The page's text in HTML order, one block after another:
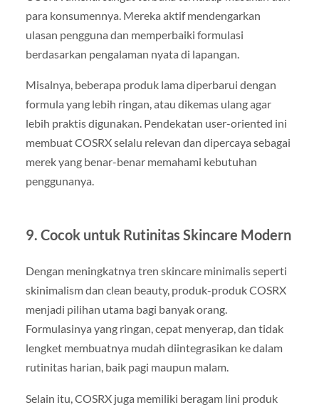
para konsumennya. Mereka aktif mendengarkan
ulasan pengguna dan memperbaiki formulasi
berdasarkan pengalaman nyata di lapangan.
Misalnya, beberapa produk lama diperbarui dengan
formula yang lebih ringan, atau dikemas ulang agar
lebih praktis digunakan. Pendekatan user-oriented ini
membuat COSRX selalu relevan dan dipercaya sebagai
merek yang benar-benar memahami kebutuhan
penggunanya.
9. Cocok untuk Rutinitas Skincare Modern
Dengan meningkatnya tren skincare minimalis seperti
skinimalism dan clean beauty, produk-produk COSRX
menjadi pilihan utama bagi banyak orang.
Formulasinya yang ringan, cepat menyerap, dan tidak
lengket membuatnya mudah diintegrasikan ke dalam
rutinitas harian, baik pagi maupun malam.
Selain itu, COSRX juga memiliki beragam lini produk